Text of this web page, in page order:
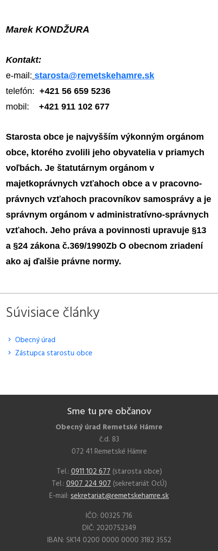
Marek KONDŽURA
Kontakt:
e-mail: starosta@remetskehamre.sk
telefón: +421 56 659 5236
mobil: +421 911 102 677
Starosta obce je najvyšším výkonným orgánom
obce, ktorého zvolili jeho obyvatelia v priamych
voľbách. Je štatutárnym orgánom v
majetkoprávnych vzťahoch obce a v pracovno-
právnych vzťahoch pracovníkov samosprávy a je
správnym orgánom v administratívno-správnych
vzťahoch. Jeho práva a povinnosti upravuje §13
a §24 zákona č.369/1990Zb O obecnom zriadení
ako aj ďalšie právne normy.
Súvisiace články
Obecný úrad
Zástupca starostu obce
Sme tu pre občanov
Obecný úrad Remetské Hámre
č.d. 83
072 41 Remetské Hámre
Tel.:0911 102 677(starosta obce)
Tel.:0907 224 907(sekretariát OcÚ)
E-mail: sekretariat@remetskehamre.sk
IČO: 00325 716
DIČ: 2020752349
IBAN: SK14 0200 0000 0000 3182 3552